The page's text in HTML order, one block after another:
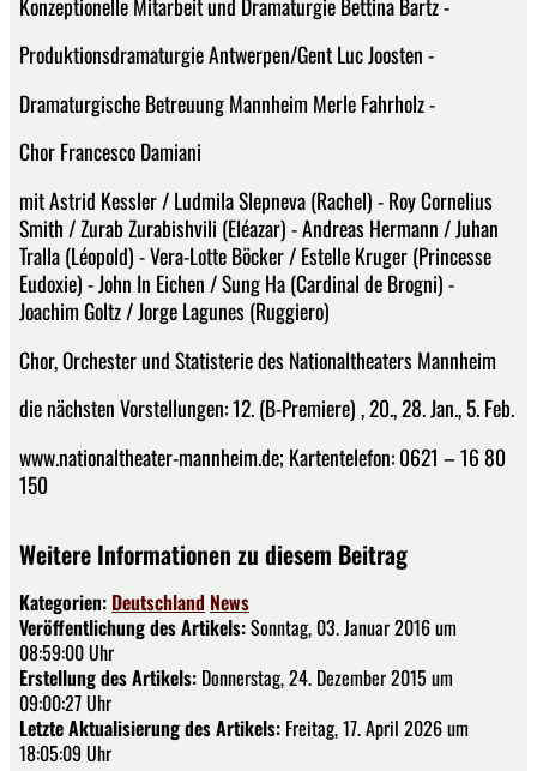
Produktionsdramaturgie Antwerpen/Gent Luc Joosten -
Dramaturgische Betreuung Mannheim Merle Fahrholz -
Chor Francesco Damiani
mit Astrid Kessler / Ludmila Slepneva (Rachel) - Roy Cornelius
Smith / Zurab Zurabishvili (Eléazar) - Andreas Hermann / Juhan
Tralla (Léopold) - Vera-Lotte Böcker / Estelle Kruger (Princesse
Eudoxie) - John In Eichen / Sung Ha (Cardinal de Brogni) -
Joachim Goltz / Jorge Lagunes (Ruggiero)
Chor, Orchester und Statisterie des Nationaltheaters Mannheim
die nächsten Vorstellungen: 12. (B-Premiere) , 20., 28. Jan., 5. Feb.
www.nationaltheater-mannheim.de; Kartentelefon: 0621 – 16 80
150
Weitere Informationen zu diesem Beitrag
Kategorien: Deutschland News
Veröffentlichung des Artikels:Sonntag, 03. Januar 2016 um
08:59:00 Uhr
Erstellung des Artikels: Donnerstag, 24. Dezember 2015 um
09:00:27 Uhr
Letzte Aktualisierung des Artikels: Freitag, 17. April 2026 um
18:05:09 Uhr